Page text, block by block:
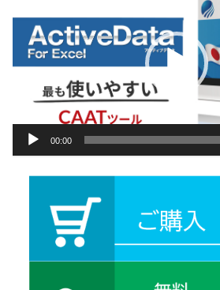
プ
ヤ
00:00